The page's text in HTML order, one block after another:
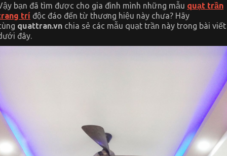
Royal
bạn đã tìm được cho gia đình mình những mẫu quạt trần
trí độc đáo đến từ thương hiệu này chưa? Hãy
quattran.vn chia sẻ các mẫu quạt trần này trong bài viết
đây.